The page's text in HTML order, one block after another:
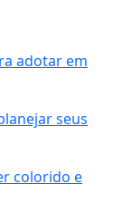
adotar em
seus
colorido e